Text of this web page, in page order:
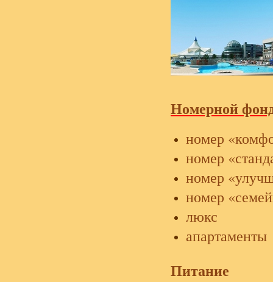
Номерной
номер
номер
номер
номер
люкс
апартаменты
Питание